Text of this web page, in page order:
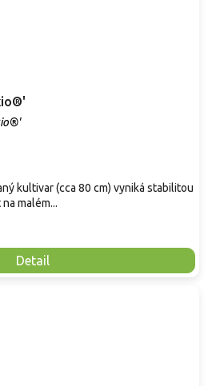
Detail
kultivar (cca 80 cm) vyniká stabilitou
malém...